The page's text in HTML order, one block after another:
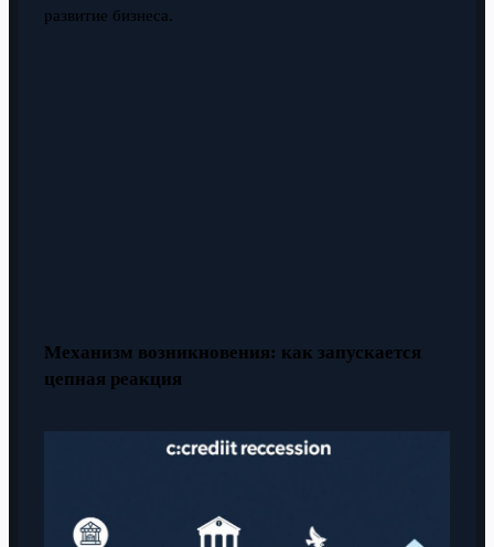
развитие бизнеса.
Механизм возникновения: как запускается
цепная реакция